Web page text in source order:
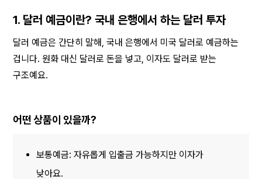
1. 달러 예금이란? 국내 은행에서 하는 달러 투자
달러 예금은 간단히 말해, 국내 은행에서 미국 달러로 예금하는
겁니다. 원화 대신 달러로 돈을 넣고, 이자도 달러로 받는
구조예요.
어떤 상품이 있을까?
보통예금: 자유롭게 입출금 가능하지만 이자가
낮아요.